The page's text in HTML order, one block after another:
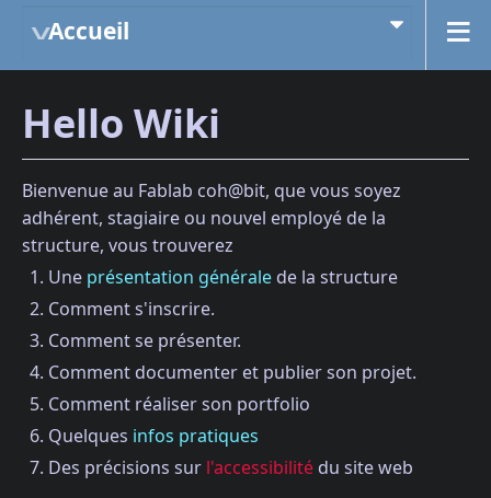
Accueil
Hello Wiki
Bienvenue au Fablab coh@bit, que vous soyez
adhérent, stagiaire ou nouvel employé de la
structure, vous trouverez
Une présentation générale de la structure
Comment s'inscrire.
Comment se présenter.
Comment documenter et publier son projet.
Comment réaliser son portfolio
Quelques infos pratiques
Des précisions sur l'accessibilité du site web